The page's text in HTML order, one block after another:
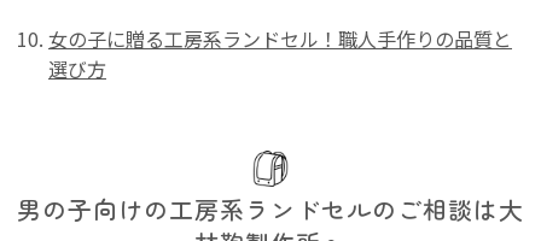
女の子に贈る工房系ランドセル！職人手作りの品質と
選び方
男の子向けの工房系ランドセルのご相談は大